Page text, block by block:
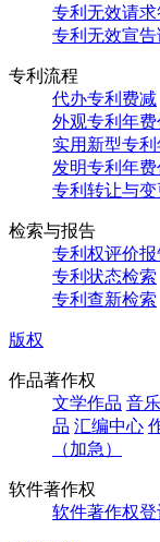
专利无效请
专利无效宣
专利流程
代办专利费减
外观专利年
实用新型专
发明专利年
专利转让与变
检索与报告
专利权评价报
专利状态检索
专利查新检索
版权
作品著作权
文学作品 音
品 汇编中心
（加急）
软件著作权
软件著作权登